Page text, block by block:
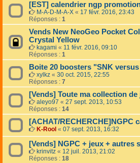
[EST] calendrier ngp
M-A-D-M-A-X « 17 févr. 2016, 23:43
Réponses : 1
Vends New NeoGeo Pocket
Crystal Yellow
kagami « 11 févr. 2016, 09:10
Réponses : 1
Boite 20 boosters "SNK
xylkz « 30 oct. 2015, 22:55
Réponses : 7
[Vends] Toute ma collection
aleyo97 « 27 sept. 2013, 10:53
Réponses : 14
[ACHAT/RECHERCHE]NGPC
K-Rool « 07 sept. 2013, 16:32
[Vends] NGPC + jeux + autres
krinvitz « 12 juil. 2013, 21:02
Réponses : 18